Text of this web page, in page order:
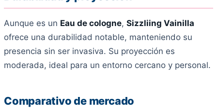
Aunque es un Eau de cologne, Sizzliing Vainilla
ofrece una durabilidad notable, manteniendo su
presencia sin ser invasiva. Su proyección es
moderada, ideal para un entorno cercano y personal.
Comparativo de mercado